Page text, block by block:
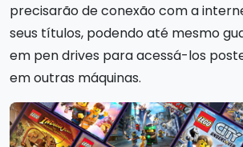
precisarão de conexão com a
seus títulos, podendo até mesmo
em pen drives para acessá-los
em outras máquinas.